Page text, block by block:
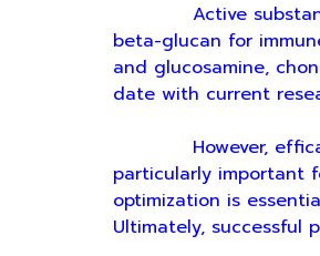
Active substances
beta-glucan for
and glucosamine,
date with current
However, efficacy
particularly important
optimization is
Ultimately,